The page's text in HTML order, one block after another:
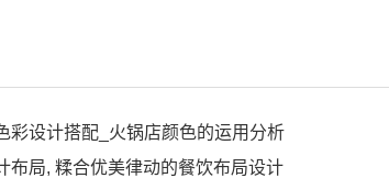
彩设计搭配_火锅店颜色的运用分析
布局, 糅合优美律动的餐饮布局设计